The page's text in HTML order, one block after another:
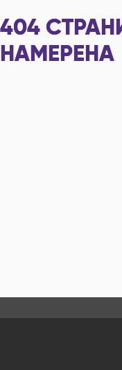
404
НАМЕРЕНА